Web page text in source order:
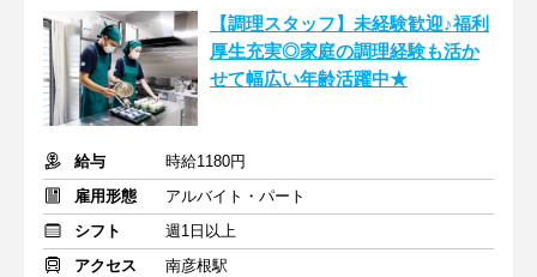
【調理スタッフ】未経験歓迎♪福利
厚生充実◎家庭の調理経験も活か
せて幅広い年齢活躍中★
給与
時給1180円
雇用形態
アルバイト・パート
シフト
週1日以上
アクセス
南彦根駅